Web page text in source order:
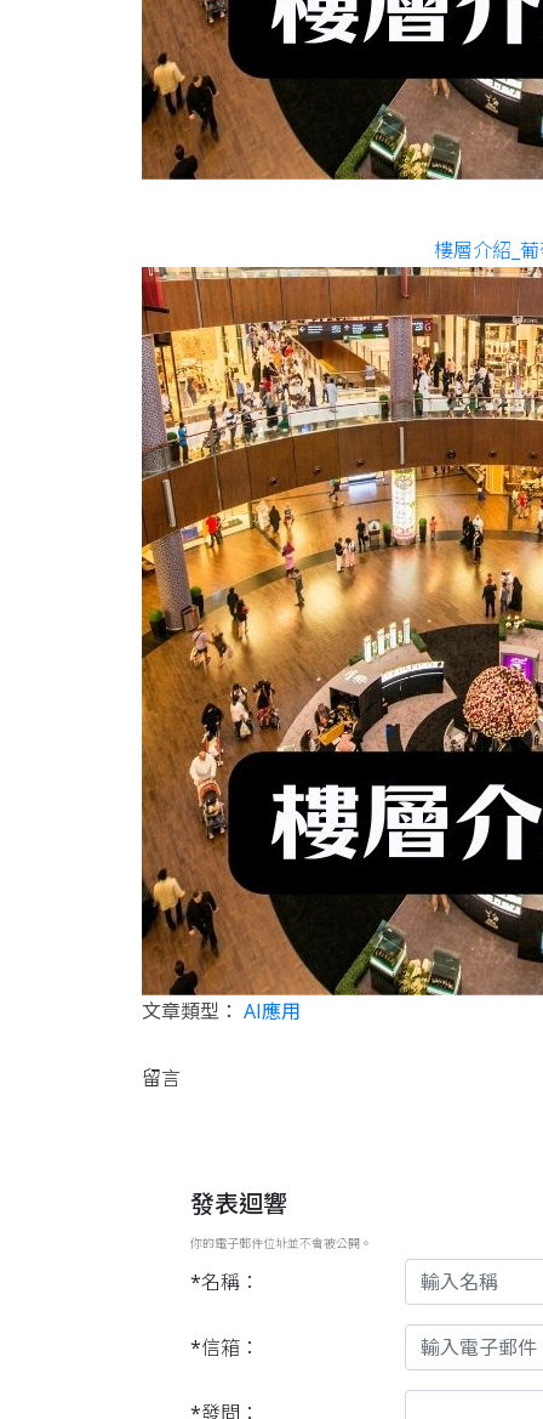
樓層介紹_
文章類型： AI應用
留言
發表迴響
你的電子郵件位址並不會被公開。
*名稱：
*信箱：
*發問：